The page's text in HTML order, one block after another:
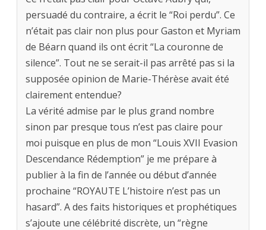
persuadé du contraire, a écrit le “Roi perdu”. Ce
n’était pas clair non plus pour Gaston et Myriam
de Béarn quand ils ont écrit “La couronne de
silence”. Tout ne se serait-il pas arrêté pas si la
supposée opinion de Marie-Thérèse avait été
clairement entendue?
La vérité admise par le plus grand nombre
sinon par presque tous n’est pas claire pour
moi puisque en plus de mon “Louis XVII Evasion
Descendance Rédemption” je me prépare à
publier à la fin de l’année ou début d’année
prochaine “ROYAUTE L’histoire n’est pas un
hasard”. A des faits historiques et prophétiques
s’ajoute une célébrité discrète, un “règne